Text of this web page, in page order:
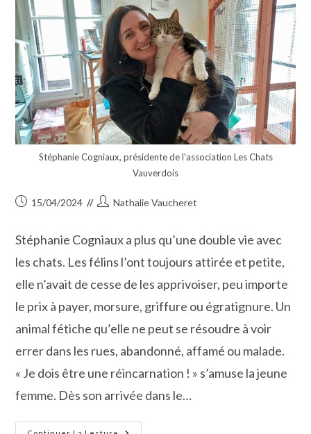
Stéphanie Cogniaux, présidente de l'association Les Chats
Vauverdois
Publication
15/04/2024
Auteur/autrice
publication :
Nathalie Vaucheret
Stéphanie Cogniaux a plus qu’une double vie avec
les chats. Les félins l’ont toujours attirée et petite,
elle n’avait de cesse de les apprivoiser, peu importe
le prix à payer, morsure, griffure ou égratignure. Un
animal fétiche qu’elle ne peut se résoudre à voir
errer dans les rues, abandonné, affamé ou malade.
« Je dois être une réincarnation ! » s’amuse la jeune
femme. Dès son arrivée dans le…